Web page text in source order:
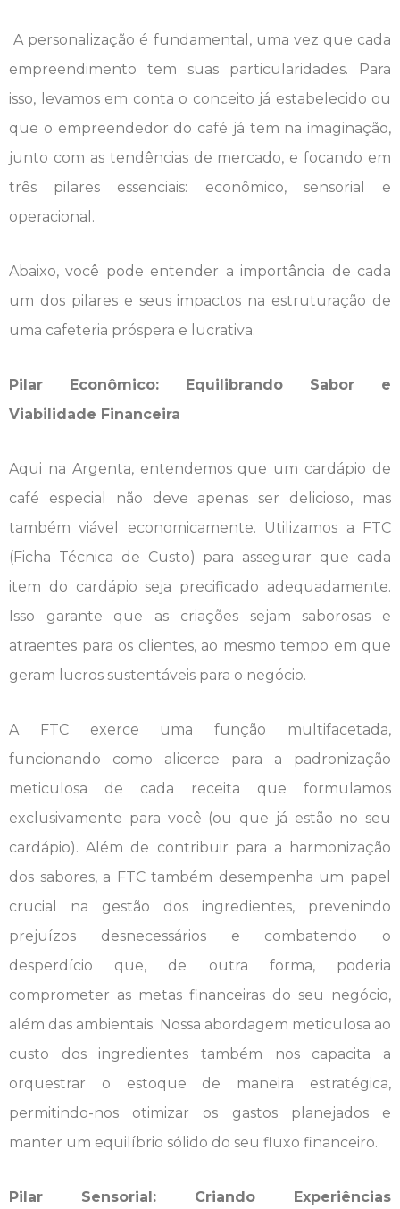
A personalização é fundamental, uma vez que cada
empreendimento tem suas particularidades. Para
isso, levamos em conta o conceito já estabelecido ou
que o empreendedor do café já tem na imaginação,
junto com as tendências de mercado, e focando em
três pilares essenciais: econômico, sensorial e
operacional.
Abaixo, você pode entender a importância de cada
um dos pilares e seus impactos na estruturação de
uma cafeteria próspera e lucrativa.
Pilar Econômico: Equilibrando Sabor e
Viabilidade Financeira
Aqui na Argenta, entendemos que um cardápio de
café especial não deve apenas ser delicioso, mas
também viável economicamente. Utilizamos a FTC
(Ficha Técnica de Custo) para assegurar que cada
item do cardápio seja precificado adequadamente.
Isso garante que as criações sejam saborosas e
atraentes para os clientes, ao mesmo tempo em que
geram lucros sustentáveis para o negócio.
A FTC exerce uma função multifacetada,
funcionando como alicerce para a padronização
meticulosa de cada receita que formulamos
exclusivamente para você (ou que já estão no seu
cardápio). Além de contribuir para a harmonização
dos sabores, a FTC também desempenha um papel
crucial na gestão dos ingredientes, prevenindo
prejuízos desnecessários e combatendo o
desperdício que, de outra forma, poderia
comprometer as metas financeiras do seu negócio,
além das ambientais. Nossa abordagem meticulosa ao
custo dos ingredientes também nos capacita a
orquestrar o estoque de maneira estratégica,
permitindo-nos otimizar os gastos planejados e
manter um equilíbrio sólido do seu fluxo financeiro.
Pilar Sensorial: Criando Experiências